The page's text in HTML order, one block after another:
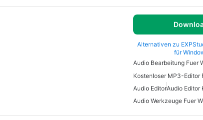
Alternativen zu
für
Audio Bearbeitung Fuer
Kostenloser MP3-Editor
Audio EditorAudio Editor
Audio Werkzeuge Fuer